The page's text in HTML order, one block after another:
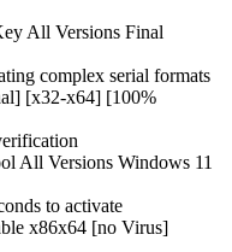
All Versions Final
complex serial formats
[x32-x64] [100%
All Versions Windows 11
to activate
x86x64 [no Virus]